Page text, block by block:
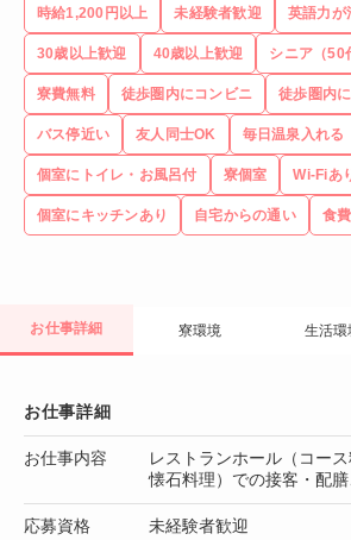
時給1,200円以上
未経験者歓迎 英語力が
30歳以上歓迎 40歳以上歓迎 シニア（50
寮費無料 徒歩圏内にコンビニ 徒歩圏内
バス停近い 友人同士OK 毎日温泉入れる
個室にトイレ・お風呂付 寮個室 Wi-Fiあ
個室にキッチンあり 自宅からの通い 食
お仕事詳細 寮環境 生活環
お仕事詳細
お仕事内容
レストランホール（コー
懐石料理）での接客・配
応募資格 未経験者歓迎